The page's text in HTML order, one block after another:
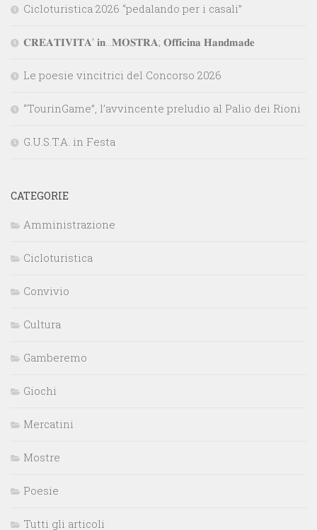
Cicloturistica 2026 “pedalando per i casali”
𝐂𝐑𝐄𝐀𝐓𝐈𝐕𝐈𝐓𝐀’ 𝐢𝐧…𝐌𝐎𝐒𝐓𝐑𝐀; 𝐎𝐟𝐟𝐢𝐜𝐢𝐧𝐚 𝐇𝐚𝐧𝐝𝐦𝐚𝐝𝐞
Le poesie vincitrici del Concorso 2026
“TourinGame”, l’avvincente preludio al Palio dei Rioni
G.U.S.T.A. in Festa
CATEGORIE
Amministrazione
Cicloturistica
Convivio
Cultura
Gamberemo
Giochi
Mercatini
Mostre
Poesie
Tutti gli articoli